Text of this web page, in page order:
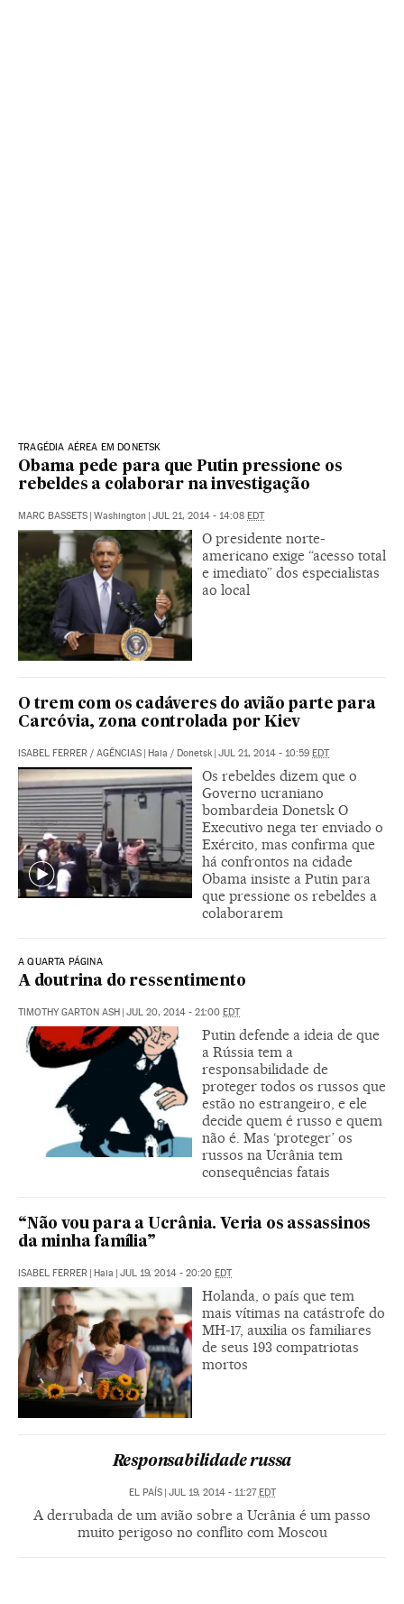
TRAGÉDIA AÉREA EM DONETSK
Obama pede para que Putin pressione os
rebeldes a colaborar na investigação
MARC BASSETS | Washington | JUL 21, 2014 - 14:08 EDT
O presidente norte-
americano exige “acesso total
e imediato” dos especialistas
ao local
O trem com os cadáveres do avião parte para
Carcóvia, zona controlada por Kiev
ISABEL FERRER / AGÊNCIAS | Haia / Donetsk | JUL 21, 2014 - 10:59 EDT
Os rebeldes dizem que o
Governo ucraniano
bombardeia Donetsk O
Executivo nega ter enviado o
Exército, mas confirma que
há confrontos na cidade
Obama insiste a Putin para
que pressione os rebeldes a
colaborarem
A QUARTA PÁGINA
A doutrina do ressentimento
TIMOTHY GARTON ASH | JUL 20, 2014 - 21:00 EDT
Putin defende a ideia de que
a Rússia tem a
responsabilidade de
proteger todos os russos que
estão no estrangeiro, e ele
decide quem é russo e quem
não é. Mas ‘proteger’ os
russos na Ucrânia tem
consequências fatais
“Não vou para a Ucrânia. Veria os assassinos
da minha família”
ISABEL FERRER | Haia | JUL 19, 2014 - 20:20 EDT
Holanda, o país que tem
mais vítimas na catástrofe do
MH-17, auxilia os familiares
de seus 193 compatriotas
mortos
Responsabilidade russa
EL PAÍS | JUL 19, 2014 - 11:27EDT
A derrubada de um avião sobre a Ucrânia é um passo
muito perigoso no conflito com Moscou